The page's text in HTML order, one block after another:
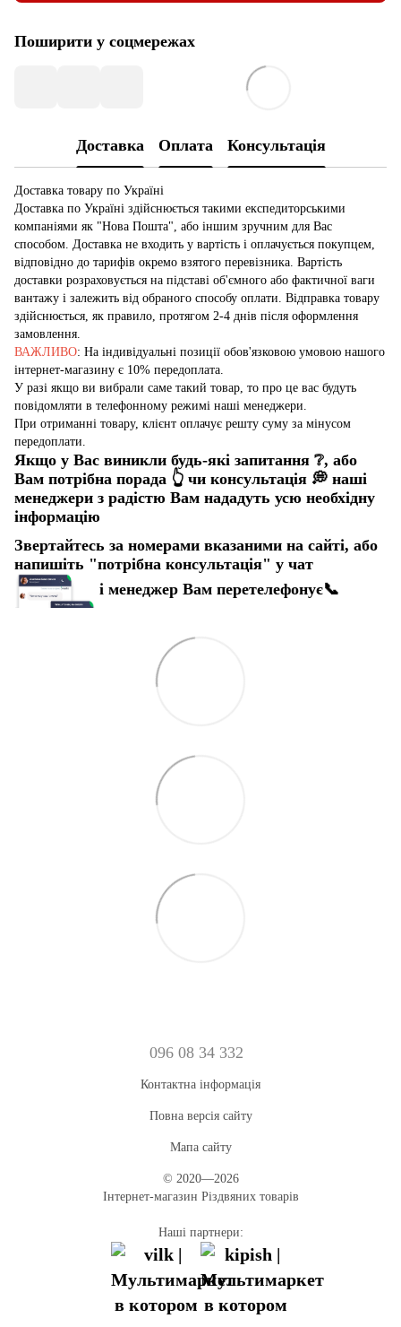
Поширити у соцмережах
Доставка Оплата Консультація
Доставка товару по Україні
Доставка по Україні здійснюється такими експедиторськими
компаніями як "Нова Пошта", або іншим зручним для Вас
способом. Доставка не входить у вартість і оплачується покупцем,
відповідно до тарифів окремо взятого перевізника. Вартість
доставки розраховується на підставі об'ємного або фактичної ваги
вантажу і залежить від обраного способу оплати. Відправка товару
здійснюється, як правило, протягом 2-4 днів після оформлення
замовлення.
ВАЖЛИВО: На індивідуальні позиції обов'язковою умовою нашого
інтернет-магазину є 10% передоплата.
У разі якщо ви вибрали саме такий товар, то про це вас будуть
повідомляти в телефонному режимі наші менеджери.
При отриманні товару, клієнт оплачує решту суму за мінусом
передоплати.
Якщо у Вас виникли будь-які запитання ❔, або
Вам потрібна порада 👆 чи консультація 💭 наші
менеджери з радістю Вам нададуть усю необхідну
інформацію
Звертайтесь за номерами вказаними на сайті, або
напишіть "потрібна консультація" у чат
і менеджер Вам перетелефонує📞
096 08 34 332
Контактна інформація
Повна версія сайту
Мапа сайту
© 2020—2026
Інтернет-магазин Різдвяних товарів
Наші партнери: